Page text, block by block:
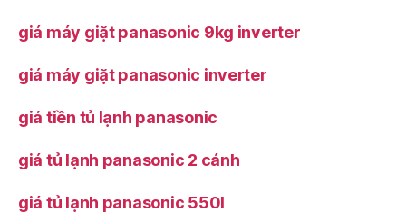
giá máy giặt panasonic 9kg inverter
giá máy giặt panasonic inverter
giá tiền tủ lạnh panasonic
giá tủ lạnh panasonic 2 cánh
giá tủ lạnh panasonic 550l